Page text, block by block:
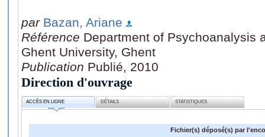
par Bazan, Ariane
Référence Department of Psychoanalysis
Ghent University, Ghent
Publication Publié, 2010
Direction d'ouvrage
ACCÈS EN LIGNE DÉTAILS STATISTIQUES
Fichier(s) déposé(s) par